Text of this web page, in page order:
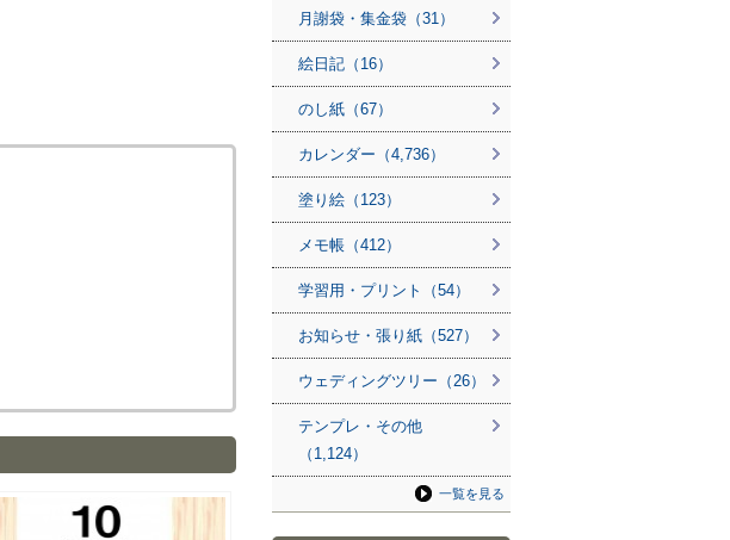
月謝袋・集金袋（31）
絵日記（16）
のし紙（67）
カレンダー（4,736）
塗り絵（123）
メモ帳（412）
学習用・プリント（54）
お知らせ・張り紙（527）
ウェディングツリー（26）
テンプレ・その他
（1,124）
一覧を見る